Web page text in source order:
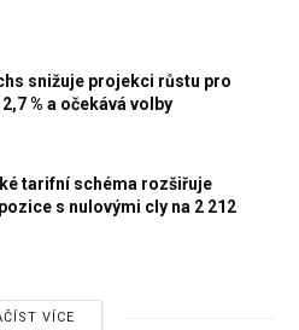
snižuje projekci růstu pro
% a očekává volby
tarifní schéma rozšiřuje
s nulovými cly na 2 212
VÍCE